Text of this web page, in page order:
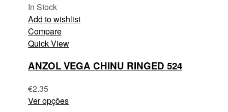
In Stock
Add to wishlist
Compare
Quick View
ANZOL VEGA CHINU RINGED 524
€2.35
Ver opções